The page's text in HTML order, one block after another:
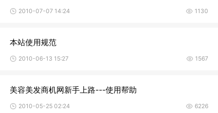
2010-07-07 14:24 1130
本站使用规范
2010-06-13 15:27 1567
美容美发商机网新手上路---使用帮助
2010-05-25 02:24 6226